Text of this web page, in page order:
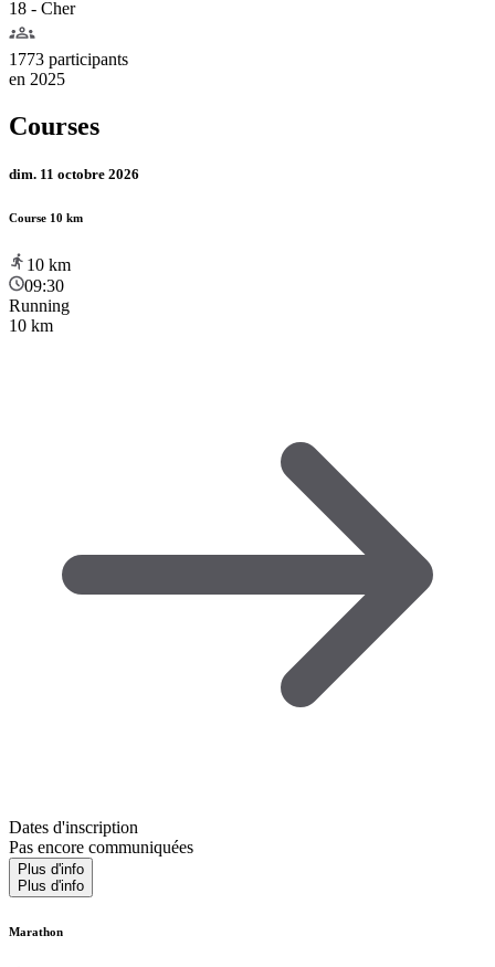
18 - Cher
1773 participants
en 2025
Courses
dim. 11 octobre 2026
Course 10 km
10 km
09:30
Running
10 km
Dates d'inscription
Pas encore communiquées
Plus d'info
Plus d'info
Marathon